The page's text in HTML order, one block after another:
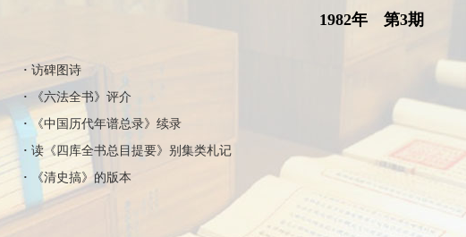
1982年 第3期
· 访碑图诗
· 《六法全书》评介
· 《中国历代年谱总录》续录
· 读《四库全书总目提要》别集类札记
· 《清史搞》的版本